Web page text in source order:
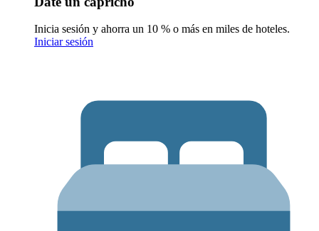
Inicia sesión y ahorra un 10 % o más en miles de hoteles.
Iniciar sesión